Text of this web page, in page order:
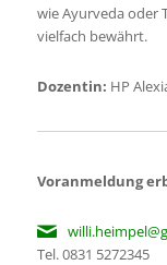
wie Ayurveda oder
vielfach bewährt.
Dozentin: HP
Voranmeldung
Tel. 0831 5272345